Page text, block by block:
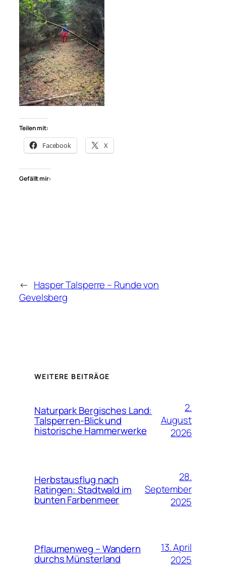
Teilen mit:
Facebook X
Gefällt mir:
← Hasper Talsperre – Runde von
Gevelsberg
WEITERE BEITRÄGE
Naturpark Bergisches Land:
Talsperren-Blick und
historische Hammerwerke
2.
August
2026
Herbstausflug nach
Ratingen: Stadtwald im
bunten Farbenmeer
28.
September
2025
Pflaumenweg – Wandern
durchs Münsterland
13. April
2025